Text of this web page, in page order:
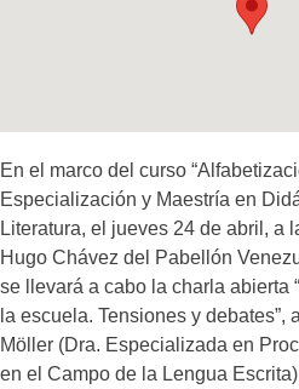
En el marco del curso
Especialización y Maestría en
Literatura, el jueves 24 de abril, a
Hugo Chávez del Pabellón
se llevará a cabo la charla abierta
la escuela. Tensiones y debates”,
Möller (Dra. Especializada en
en el Campo de la Lengua